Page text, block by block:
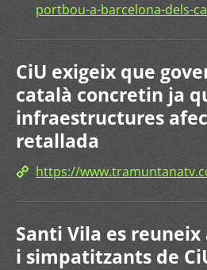
portbou-a-barcelona-dels-
CiU exigeix que
català concretin ja
infraestructures
retallada
https://
Santi Vila es
i simpatitzants de